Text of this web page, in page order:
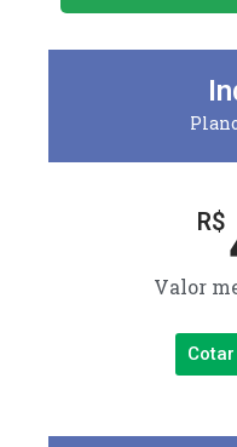
R$
Valor